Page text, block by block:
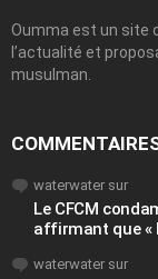
Oumma est un site
l’actualité et
musulman.
waterwater sur
Le CFCM
affirmant que «
waterwater sur